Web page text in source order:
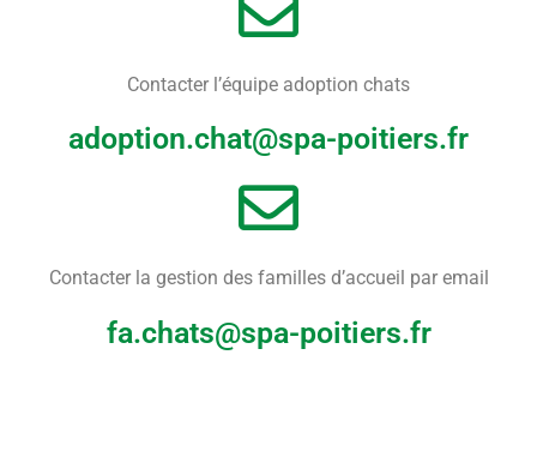
Contacter l’équipe adoption chats
adoption.chat@spa-poitiers.fr
Contacter la gestion des familles d’accueil par email
fa.chats@spa-poitiers.fr